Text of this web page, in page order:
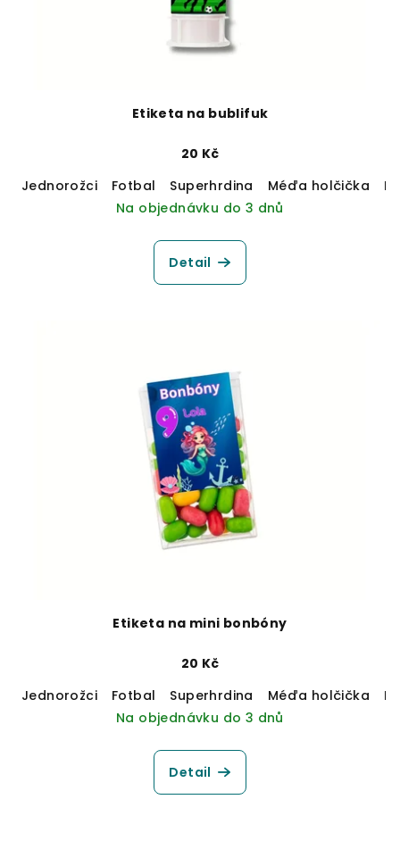
Etiketa na bublifuk
20 Kč
Jednorožci
Fotbal Superhrdina Méďa holčička
Na objednávku do 3 dnů
Detail
Etiketa na mini bonbóny
20 Kč
Jednorožci
Fotbal Superhrdina Méďa holčička
Na objednávku do 3 dnů
Detail